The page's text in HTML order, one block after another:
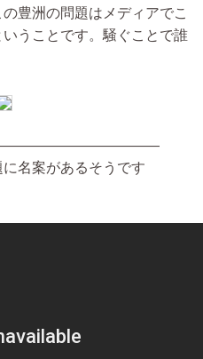
豊洲の問題はメディアでこ
うことです。騒ぐことで誰
名案があるそうです